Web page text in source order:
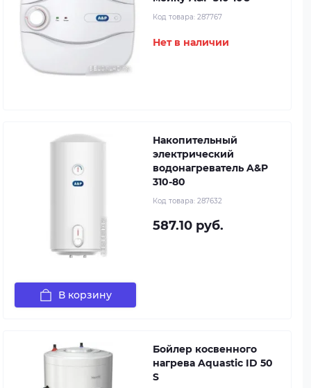
Код товара: 287767
Нет в наличии
Накопительный
электрический
водонагреватель A&P
310-80
Код товара: 287632
587.10 руб.
В корзину
Бойлер косвенного
нагрева Aquastic ID 50
S